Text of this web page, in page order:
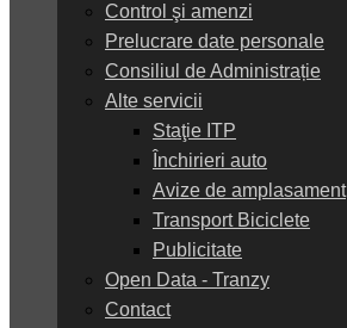
Control şi amenzi
Prelucrare date personale
Consiliul de Administrație
Alte servicii
Staţie ITP
Închirieri auto
Avize de amplasament
Transport Biciclete
Publicitate
Open Data - Tranzy
Contact